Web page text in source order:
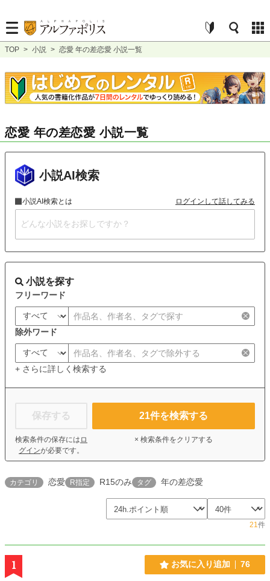
TOP > 小説 > 恋愛 年の差恋愛 小説一覧
恋愛 年の差恋愛 小説一覧
小説AI検索
小説AI検索とは ログインして話してみる
小説を探す
フリーワード
除外ワード
+ さらに詳しく検索する
保存する
検索条件の保存には ロ
グインが必要です。
21件を検索する
× 検索条件をクリアする
カテゴリ 恋愛 R指定 R15のみ タグ 年の差恋愛
21件
1 お気に入り追加 76